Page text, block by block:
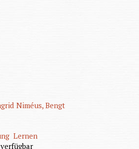
Niméus, Bengt
Lernen
verfügbar